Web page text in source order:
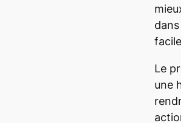
Le
une